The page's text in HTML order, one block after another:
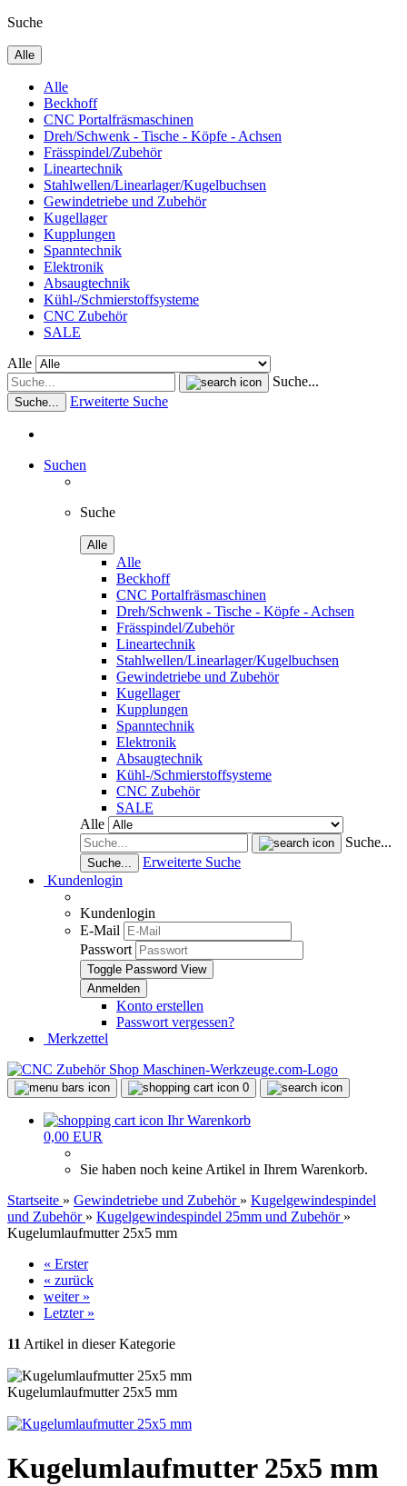
Suche
Alle
Alle
Beckhoff
CNC Portalfräsmaschinen
Dreh/Schwenk - Tische - Köpfe - Achsen
Frässpindel/Zubehör
Lineartechnik
Stahlwellen/Linearlager/Kugelbuchsen
Gewindetriebe und Zubehör
Kugellager
Kupplungen
Spanntechnik
Elektronik
Absaugtechnik
Kühl-/Schmierstoffsysteme
CNC Zubehör
SALE
Alle
Suche...
Suche... Erweiterte Suche
Suchen
Suche
Alle
Alle
Beckhoff
CNC Portalfräsmaschinen
Dreh/Schwenk - Tische - Köpfe - Achsen
Frässpindel/Zubehör
Lineartechnik
Stahlwellen/Linearlager/Kugelbuchsen
Gewindetriebe und Zubehör
Kugellager
Kupplungen
Spanntechnik
Elektronik
Absaugtechnik
Kühl-/Schmierstoffsysteme
CNC Zubehör
SALE
Alle
Suche...
Suche...
Erweiterte Suche
Kundenlogin
Kundenlogin
E-Mail
Passwort
Toggle Password View
Konto erstellen
Passwort vergessen?
Merkzettel
0
Ihr Warenkorb
0,00 EUR
Sie haben noch keine Artikel in Ihrem Warenkorb.
Startseite » Gewindetriebe und Zubehör » Kugelgewindespindel
und Zubehör » Kugelgewindespindel 25mm und Zubehör »
Kugelumlaufmutter 25x5 mm
« Erster
« zurück
weiter »
Letzter »
11 Artikel in dieser Kategorie
Kugelumlaufmutter 25x5 mm
Kugelumlaufmutter 25x5 mm